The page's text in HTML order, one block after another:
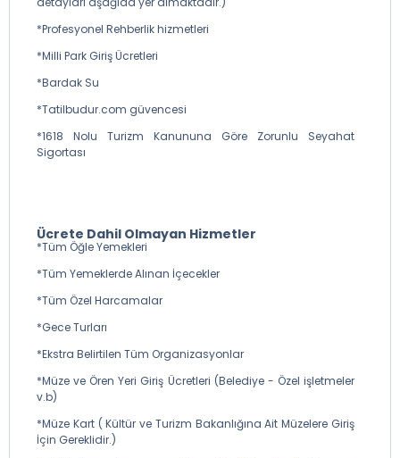
*Profesyonel Rehberlik hizmetleri
*Milli Park Giriş Ücretleri
*Bardak Su
*Tatilbudur.com güvencesi
*1618 Nolu Turizm Kanununa Göre Zorunlu Seyahat
Sigortası
Ücrete Dahil Olmayan Hizmetler
*Tüm Öğle Yemekleri
*Tüm Yemeklerde Alınan İçecekler
*Tüm Özel Harcamalar
*Gece Turları
*Ekstra Belirtilen Tüm Organizasyonlar
*Müze ve Ören Yeri Giriş Ücretleri (Belediye - Özel işletmeler
v.b)
*Müze Kart ( Kültür ve Turizm Bakanlığına Ait Müzelere Giriş
İçin Gereklidir.)